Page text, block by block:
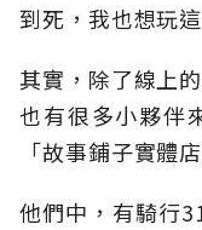
到死，我也想玩
其實，除了線上
也有很多小夥伴
「故事鋪子實體
他們中，有騎行